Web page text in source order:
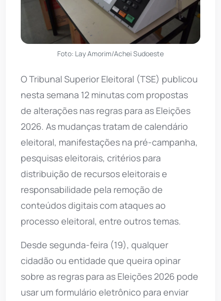
Foto: Lay Amorim/Achei Sudoeste
O Tribunal Superior Eleitoral (TSE) publicou
nesta semana 12 minutas com propostas
de alterações nas regras para as Eleições
2026. As mudanças tratam de calendário
eleitoral, manifestações na pré-campanha,
pesquisas eleitorais, critérios para
distribuição de recursos eleitorais e
responsabilidade pela remoção de
conteúdos digitais com ataques ao
processo eleitoral, entre outros temas.
Desde segunda-feira (19), qualquer
cidadão ou entidade que queira opinar
sobre as regras para as Eleições 2026 pode
usar um formulário eletrônico para enviar